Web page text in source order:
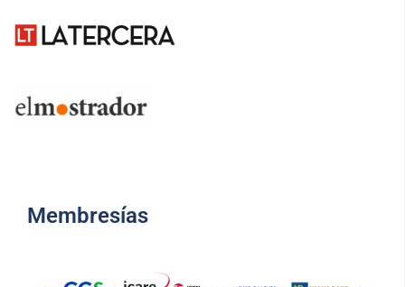
Membresías​